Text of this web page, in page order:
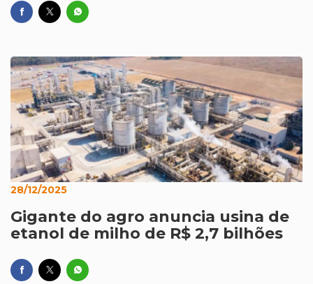
28/12/2025
Gigante do agro anuncia usina de
etanol de milho de R$ 2,7 bilhões